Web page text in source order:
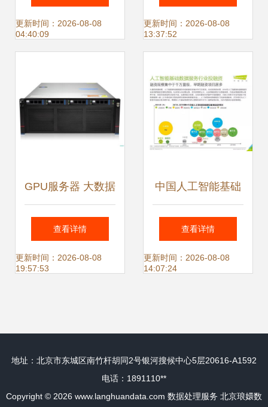
统 全方位解决方案
更新时间：2026-08-08
04:40:09
更新时间：2026-08-08
13:37:52
GPU服务器 大数据
分析处理的幕后英
雄
查看详情
更新时间：2026-08-08
19:57:53
中国人工智能基础
数据服务行业报告
数据处理服务的现
查看详情
更新时间：2026-08-08
14:07:24
地址：北京市东城区南竹杆胡同2号银河搜候中心5层20616-A1592
电话：1891110**
Copyright © 2026 www.langhuandata.com 数据处理服务 北京琅嬛数